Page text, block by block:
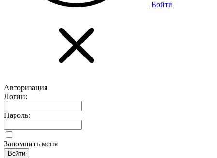
Войти
Авторизация
Логин:
Пароль:
Запомнить меня